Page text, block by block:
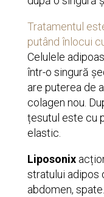
Tratamentul
putând înlocui
Celulele
într-o singură
are puterea de
colagen nou.
țesutul este cu
elastic.
Liposonix
stratului adipos
abdomen, spate.